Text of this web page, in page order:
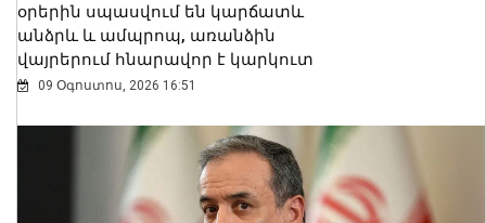
օրերին սպասվում են կարճատև
անձրև և ամպրոպ, առանձին
վայրերում հնարավոր է կարկուտ
09 Օգոստոս, 2026 16:51